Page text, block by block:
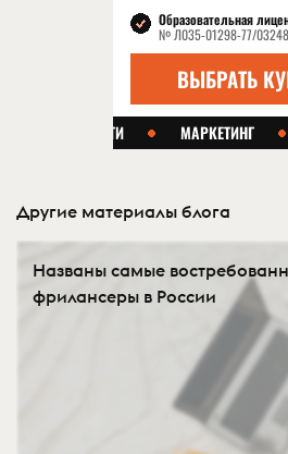
Другие материалы блога
Названы самые
фрилансеры в России